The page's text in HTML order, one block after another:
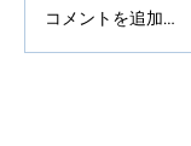
コメントを追加…